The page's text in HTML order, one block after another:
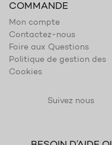
COMMANDE
Mon compte
Contactez-nous
Foire aux Questions
Politique de gestion des
Cookies
Suivez nous